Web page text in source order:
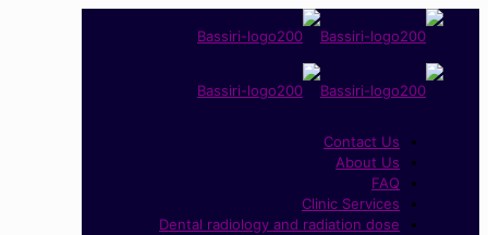
Contact Us
About Us
FAQ
Clinic Services
Dental radiology and radiation dose